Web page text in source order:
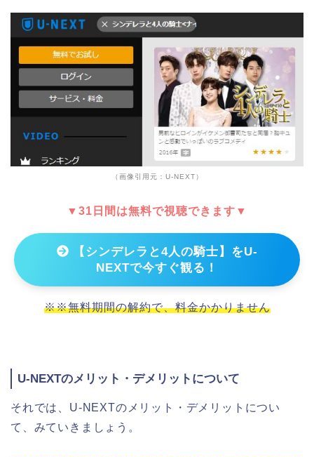
（画像引用元：U-NEXT）
▼31日間は無料で視聴できます▼
【シンデレラと4人の騎士】をU-
NEXTで今すぐ観る！
※※無料期間の解約で、料金かかりません
U-NEXTのメリット・デメリットについて
それでは、U-NEXTのメリット・デメリットについ
て、みていきましょう。